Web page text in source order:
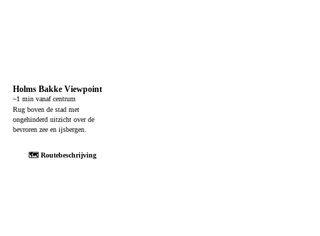
Holms Bakke Viewpoint
~1 min vanaf centrum
Rug boven de stad met
ongehinderd uitzicht over de
bevroren zee en ijsbergen.
🗺 Routebeschrijving